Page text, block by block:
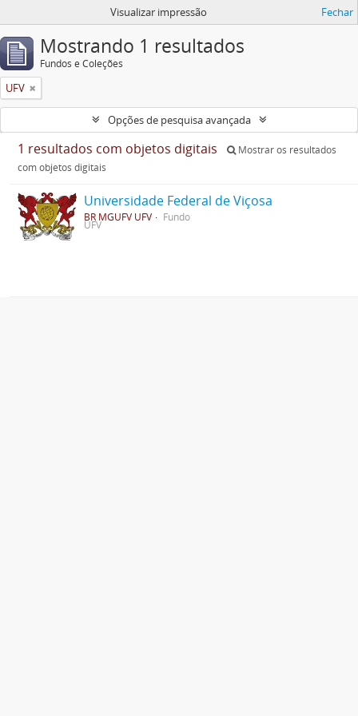
Visualizar impressão Fechar
Mostrando 1 resultados
Fundos e Coleções
UFV
Opções de pesquisa avançada
1 resultados com objetos digitais
Mostrar os resultados
com objetos digitais
Universidade Federal de Viçosa
BR MGUFV UFV Fundo
UFV